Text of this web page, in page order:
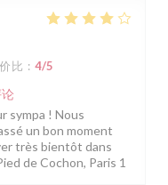
比 : 4/5
sympa ! Nous
un bon moment
très bientôt dans
de Cochon, Paris 1